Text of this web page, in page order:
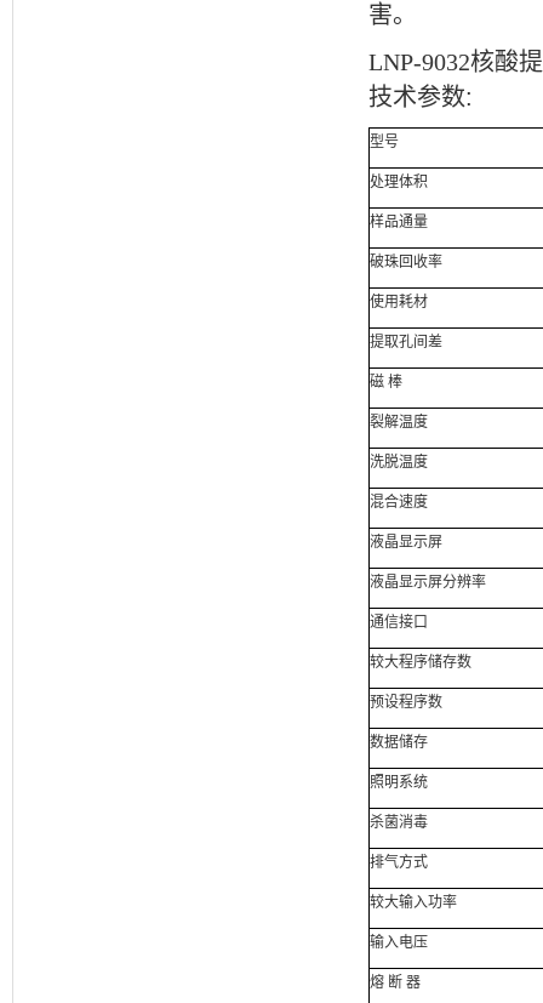
害。
LNP-9032核酸
技术参数:
型号
处理体积
样品通量
破珠回收率
使用耗材
提取孔间差
磁 棒
裂解温度
洗脱温度
混合速度
液晶显示屏
液晶显示屏分辨率
通信接口
较大程序储存数
预设程序数
数据储存
照明系统
杀菌消毒
排气方式
较大输入功率
输入电压
熔 断 器